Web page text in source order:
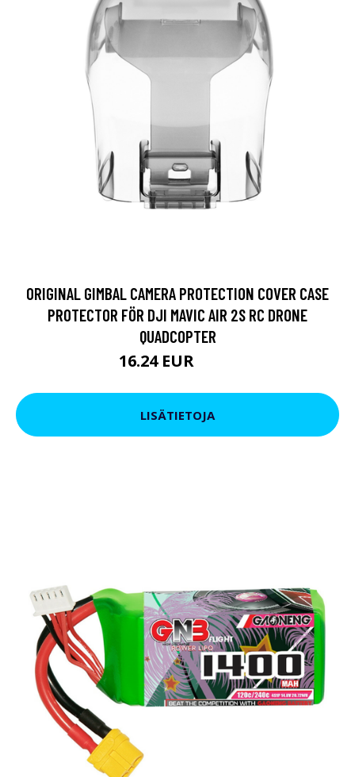
ORIGINAL GIMBAL CAMERA PROTECTION COVER CASE
PROTECTOR FÖR DJI MAVIC AIR 2S RC DRONE
QUADCOPTER
16.24 EUR
LISÄTIETOJA